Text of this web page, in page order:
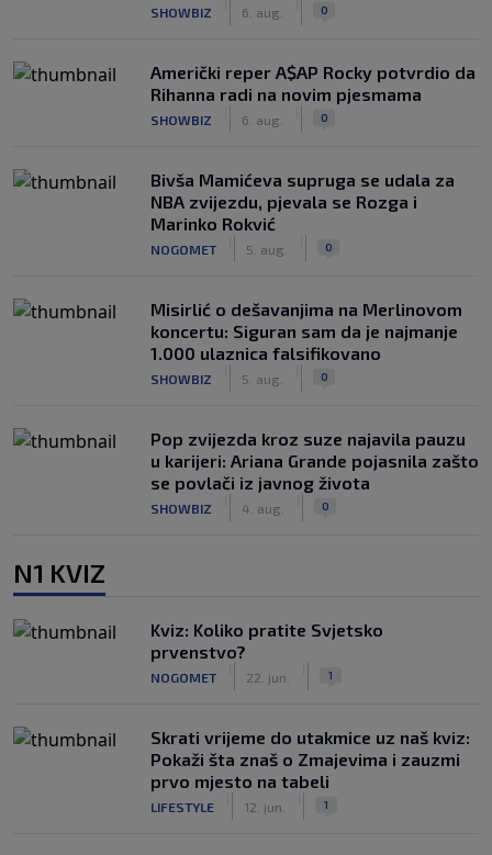
SHOWBIZ 6. aug. 0
Američki reper A$AP Rocky potvrdio da
Rihanna radi na novim pjesmama
SHOWBIZ 6. aug. 0
Bivša Mamićeva supruga se udala za
NBA zvijezdu, pjevala se Rozga i
Marinko Rokvić
NOGOMET 5. aug. 0
Misirlić o dešavanjima na Merlinovom
koncertu: Siguran sam da je najmanje
1.000 ulaznica falsifikovano
SHOWBIZ 5. aug. 0
Pop zvijezda kroz suze najavila pauzu
u karijeri: Ariana Grande pojasnila zašto
se povlači iz javnog života
SHOWBIZ 4. aug. 0
N1 KVIZ
Kviz: Koliko pratite Svjetsko
prvenstvo?
NOGOMET 22. jun. 1
Skrati vrijeme do utakmice uz naš kviz:
Pokaži šta znaš o Zmajevima i zauzmi
prvo mjesto na tabeli
LIFESTYLE 12. jun. 1